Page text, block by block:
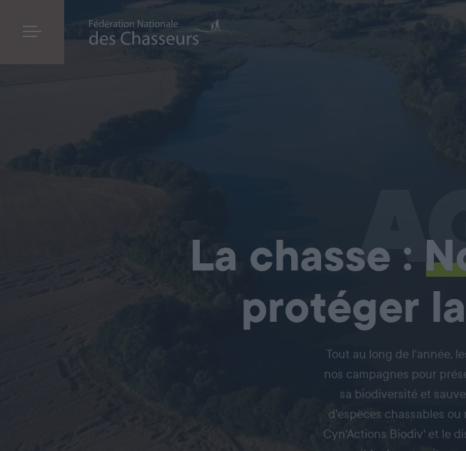
La chasse :
protéger
Tout au long de l'année,
nos campagnes pour
sa biodiversité et
d'espèces chassables ou
Cyn'Actions Biodiv' et le